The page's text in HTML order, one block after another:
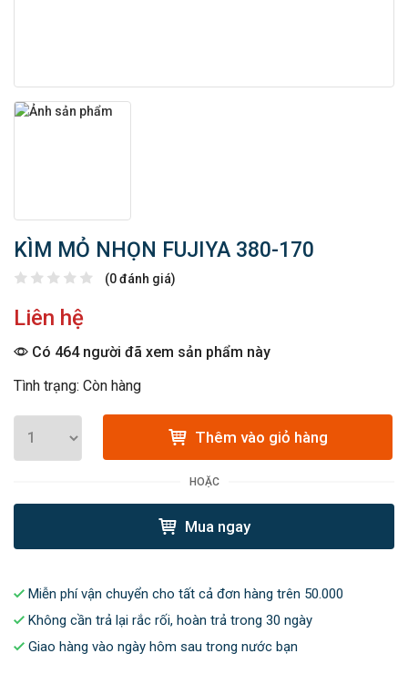
KÌM MỎ NHỌN FUJIYA 380-170
(0 đánh giá)
Liên hệ
Có 464 người đã xem sản phẩm này
Tình trạng: Còn hàng
Thêm vào giỏ hàng
HOẶC
Mua ngay
Miễn phí vận chuyển cho tất cả đơn hàng trên 50.000
Không cần trả lại rắc rối, hoàn trả trong 30 ngày
Giao hàng vào ngày hôm sau trong nước bạn